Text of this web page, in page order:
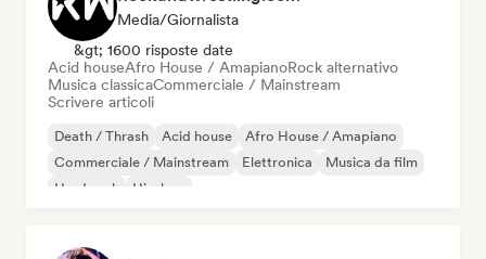
Media/Giornalista
&gt; 1600 risposte date
Acid houseAfro House / AmapianoRock alternativo
Musica classicaCommerciale / Mainstream
Scrivere articoli
Death / Thrash Acid house
Afro House / Amapiano
Commerciale / Mainstream
Elettronica
Musica da film
Hard rock
Hip-hop